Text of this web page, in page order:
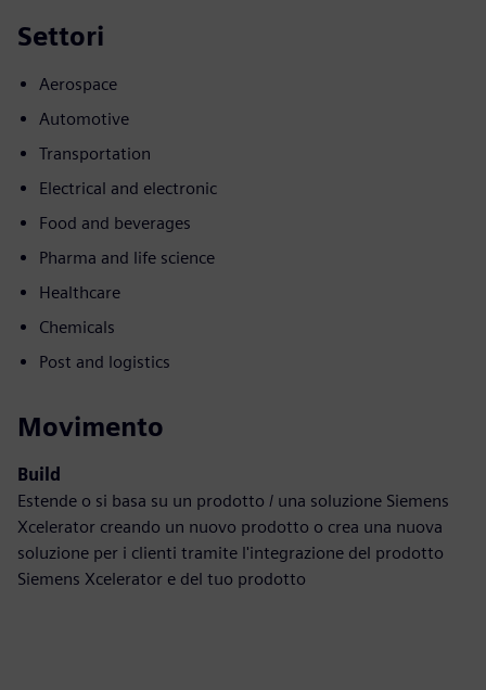
Settori
Aerospace
Automotive
Transportation
Electrical and electronic
Food and beverages
Pharma and life science
Healthcare
Chemicals
Post and logistics
Movimento
Build
Estende o si basa su un prodotto / una soluzione Siemens
Xcelerator creando un nuovo prodotto o crea una nuova
soluzione per i clienti tramite l'integrazione del prodotto
Siemens Xcelerator e del tuo prodotto